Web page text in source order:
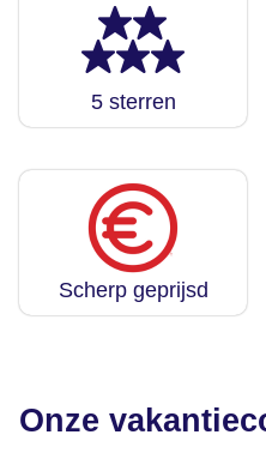
5 sterren
Scherp geprijsd
Onze